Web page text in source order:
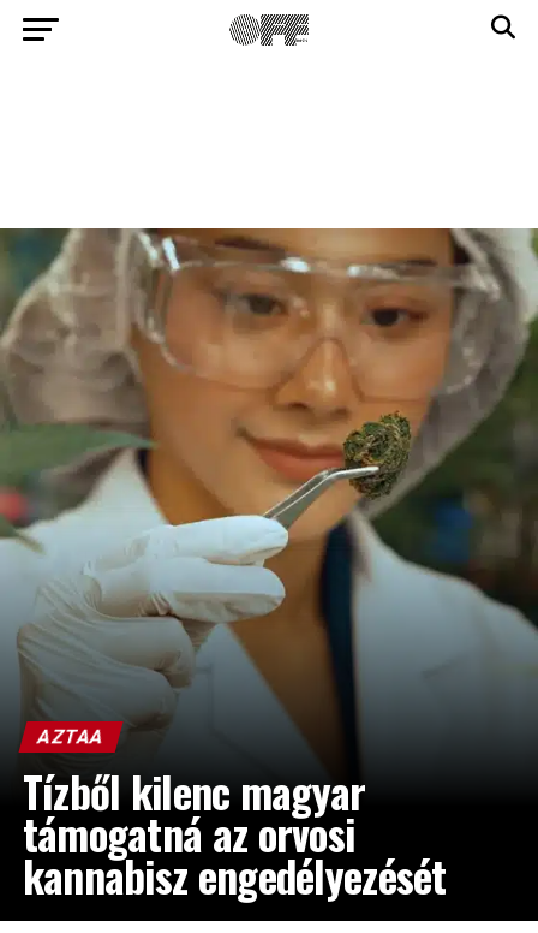
AZTAA
Tízből kilenc magyar
támogatná az orvosi
kannabisz engedélyezését